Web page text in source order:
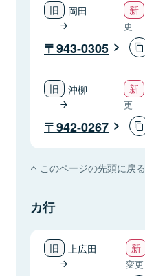
岡田
更
943-0305
沖柳
更
942-0267
このページの先頭に戻る
カ行
上広田
変更